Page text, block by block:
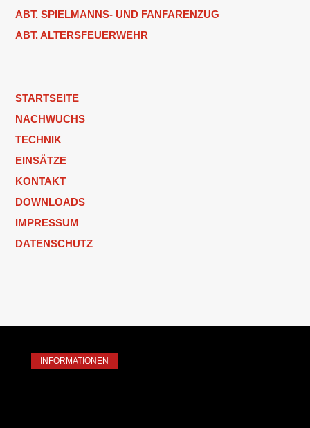
ABT. SPIELMANNS- UND FANFARENZUG
ABT. ALTERSFEUERWEHR
STARTSEITE
NACHWUCHS
TECHNIK
EINSÄTZE
KONTAKT
DOWNLOADS
IMPRESSUM
DATENSCHUTZ
INFORMATIONEN